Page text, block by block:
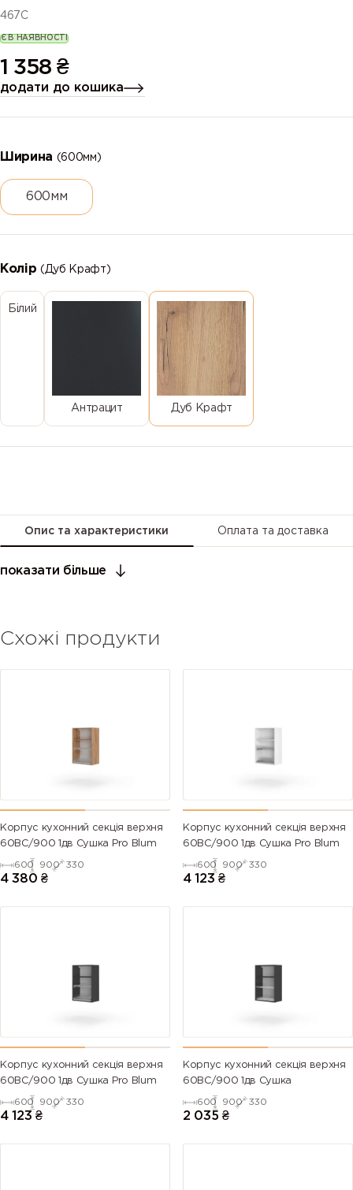
467C
Є В НАЯВНОСТІ
1 358 ₴
додати до кошика
Ширина (600мм)
600мм
Колір(Дуб Крафт)
Білий
Антрацит Дуб Крафт
Опис та характеристики Оплата та доставка
показати більше
Схожі продукти
Корпус кухонний секцiя верхня
60ВС/900 1дв Сушка Pro Blum
600 900 330
4 380 ₴
Корпус кухонний секцiя верхня
60ВС/900 1дв Сушка Pro Blum
600 900 330
4 123 ₴
Корпус кухонний секцiя верхня
60ВС/900 1дв Сушка Pro Blum
600 900 330
4 123 ₴
Корпус кухонний секцiя верхня
60ВС/900 1дв Сушка
600 900 330
2 035 ₴